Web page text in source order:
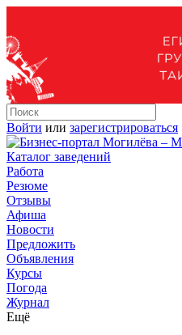
Войти или зарегистрироваться
Каталог заведений
Работа
Резюме
Отзывы
Афиша
Новости
Предложить
Объявления
Курсы
Погода
Журнал
Ещё